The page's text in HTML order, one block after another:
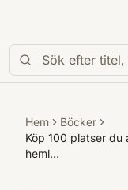
Hem
Böcker
Köp 100 platser
heml…